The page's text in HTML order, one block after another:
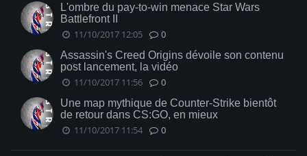
L'ombre du pay-to-win menace Star Wars
Battlefront II
11/10/2017 12:05 0
Assassin's Creed Origins dévoile son contenu
post lancement, la vidéo
11/10/2017 11:56 0
Une map mythique de Counter-Strike bientôt
de retour dans CS:GO, en mieux
11/10/2017 11:54 0